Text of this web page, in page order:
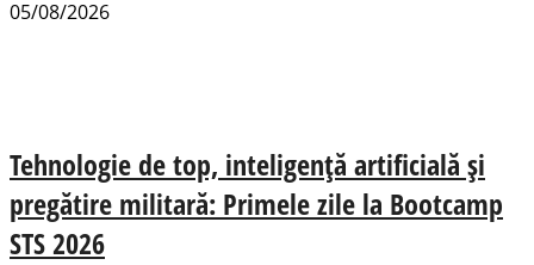
05/08/2026
Tehnologie de top, inteligență artificială și
pregătire militară: Primele zile la Bootcamp
STS 2026